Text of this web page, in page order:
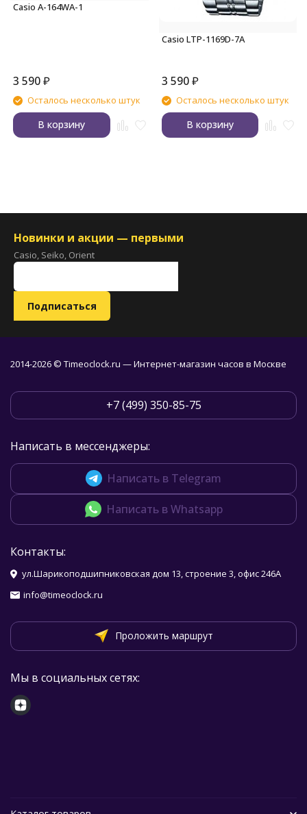
Casio A-164WA-1
3 590₽
Осталось несколько штук
В корзину
Casio LTP-1169D-7A
3 590 ₽
Осталось несколько штук
В корзину
Новинки и акции — первыми
Casio, Seiko, Orient
2014-2026 © Timeoclock.ru — Интернет-магазин часов в Москве
+7 (499) 350-85-75
Написать в мессенджеры:
Написать в Telegram
Написать в Whatsapp
Контакты:
ул.Шарикоподшипниковская дом 13, строение 3, офис 246А
info@timeoclock.ru
Проложить маршрут
Мы в социальных сетях: